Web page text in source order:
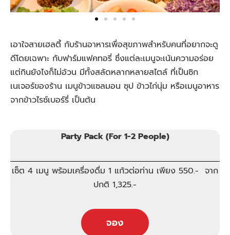
เอาใจสายเฮลตี้ กับร้านอาหารเพื่อสุขภาพสำหรับคนที่อยากจะดู
ดีโดยเฉพาะ กับฟาร์มแฟคทอรี่ ซึ่งแต่ละเมนูจะเน้นความอร่อย
แต่กินยังไงก็ไม่อ้วน มีทั้งสลัดหลากหลายสไตล์ ที่เป็นซิก
เนเจอร์ของร้าน เมนูข้าวแซลมอน ซุป ข้าวไก่นุ่ม หรือเมนูอาหาร
จากข้าวไรซ์เบอร์รี่ เป็นต้น
Party Pack (For 1-2 People)
เซ็ต 4 เมนู พร้อมเครื่องดื่ม 1 แก้วต่อท่าน เพียง 550.- จาก
ปกติ 1,325.-
จอง